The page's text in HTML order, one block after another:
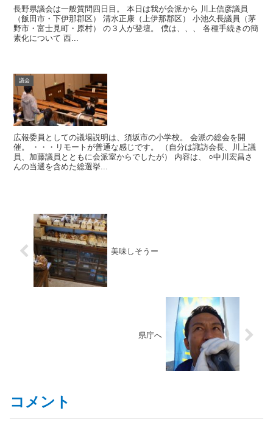
長野県議会は一般質問四日目。 本日は我が会派から 川上信彦議員
（飯田市・下伊那郡区） 清水正康（上伊那郡区） 小池久長議員（茅
野市・富士見町・原村） の３人が登壇。 僕は、、、 各種手続きの簡
素化について 西...
議会
広報委員としての議場説明は、須坂市の小学校。 会派の総会を開
催。 ・・・リモートが普通な感じです。 （自分は諏訪会長、川上議
員、加藤議員とともに会派室からでしたが） 内容は、 ○中川宏昌さ
んの当選を含めた総選挙...
美味しそうー
県庁へ
コメント